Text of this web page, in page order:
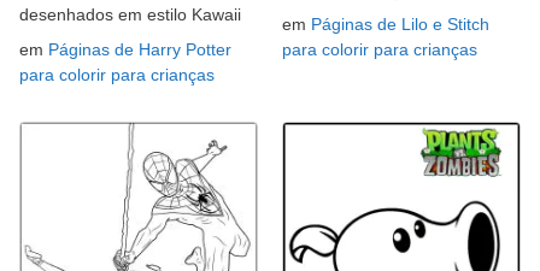
desenhados em estilo Kawaii
em Páginas de Harry Potter
para colorir para crianças
em Páginas de Lilo e Stitch
para colorir para crianças